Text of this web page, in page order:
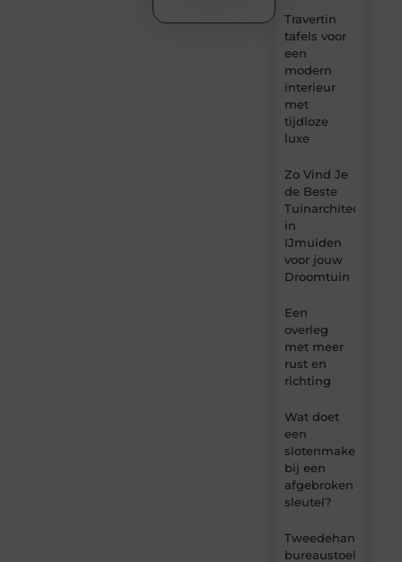
Travertin
tafels voor
een
modern
interieur
met
tijdloze
luxe
Zo Vind Je
de Beste
Tuinarchitect
in
IJmuiden
voor jouw
Droomtuin
Een
overleg
met meer
rust en
richting
Wat doet
een
slotenmaker
bij een
afgebroken
sleutel?
Tweedehands
bureaustoel